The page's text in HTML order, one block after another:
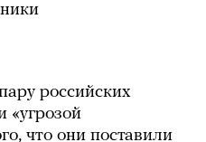
российских
«угрозой
что они поставили